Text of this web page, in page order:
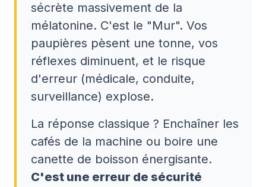
sécrète massivement de la
mélatonine. C'est le "Mur". Vos
paupières pèsent une tonne, vos
réflexes diminuent, et le risque
d'erreur (médicale, conduite,
surveillance) explose.
La réponse classique ? Enchaîner les
cafés de la machine ou boire une
canette de boisson énergisante.
C'est une erreur de sécurité